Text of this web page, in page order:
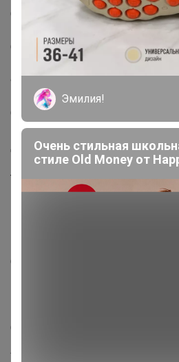
Страна: Россия
Состав: См. на упаковке
Материалы: см. на упаковке
Фасовка: по 1 шт
Индивидуальная упаковка: Без
Сертификат: ЕАС
Цвет: Чёрный, Жёлтый
Для кого: Унисекс
Вес нетто, г: 100
Тематика праздника:
Возраст: Взрослый
Состав: сахар, вода, патока
Срок годности: 12 месяцев
Эмилия!
Очень стильная
стиле Old Money от